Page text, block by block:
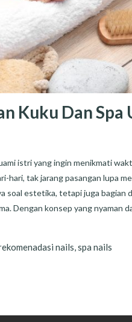
Kuku Dan Spa
istri yang ingin menikmati
tak jarang pasangan lupa
soal estetika, tetapi juga bagian
Dengan konsep yang nyaman
nails,spa nails